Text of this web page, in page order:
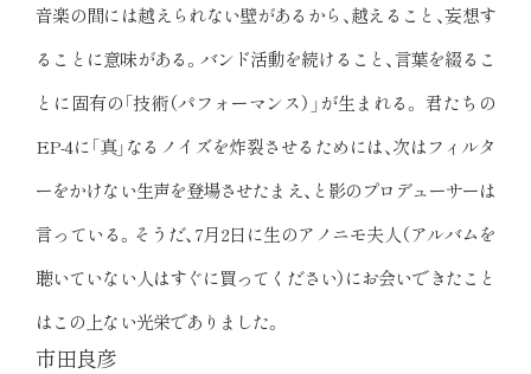
音楽の間には越えられない壁があるから、越えること、妄想す
ることに意味がある。バンド活動を続けること、言葉を綴るこ
とに固有の「技術（パフォーマンス）」が生まれる。 君たちの
EP-4に「真」なるノイズを炸裂させるためには、次はフィルタ
ーをかけない生声を登場させたまえ、と影のプロデューサーは
言っている。そうだ、7月2日に生のアノニモ夫人（アルバムを
聴いていない人はすぐに買ってください）にお会いできたこと
はこの上ない光栄でありました。
市田良彦